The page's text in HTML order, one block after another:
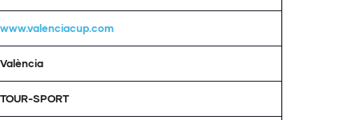
www.valenciacup.com
València
TOUR-SPORT